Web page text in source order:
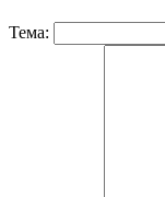
Тема: